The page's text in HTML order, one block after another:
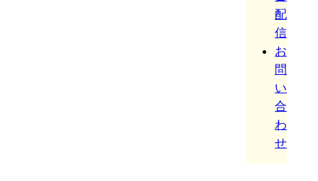
配
信
お
問
い
合
わ
せ